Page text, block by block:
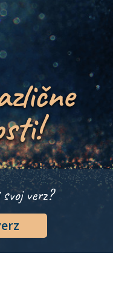
verz?